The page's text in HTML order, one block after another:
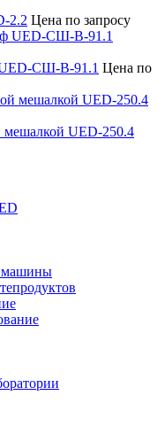
2.2 Цена по запросу
СШ-В-91.1 Цена по
мешалкой UED-250.4
машины